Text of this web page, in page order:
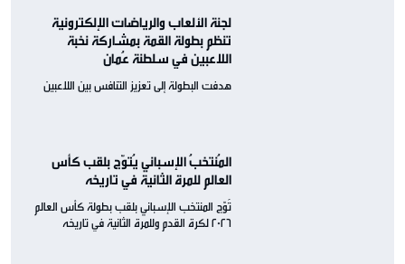
لجنة الألعاب والرياضات الإلكترونية
تنظم بطولة القمة بمشاركة نخبة
اللاعبين في سلطنة عُمان
هدفت البطولة إلى تعزيز التنافس بين اللاعبين
المُنتخبُ الإسباني يُتوّج بلقب كأس
العالم للمرة الثانية في تاريخه
تُوّج المنتخب الإسباني بلقب بطولة كأس العالم
2026 لكرة القدم وللمرة الثانية في تاريخه